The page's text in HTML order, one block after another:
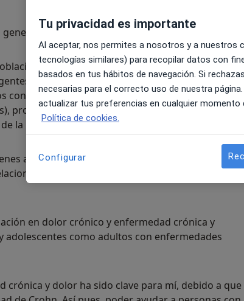
general sanitaria (col. 32505).
infantojuvenil, llevando casos de niños y
especialmente. Así pues, tengo amplia
con trastornos del neurodesarrollo (TEA, TDAH,
problemas de autoestima, depresión, ansiedad,
la ira y de las emociones.
adultos en casos de dificultades de gestión de
depresión, ansiedad, perfeccionismo,
en dolor crónico y enfermedad crónica y
adolescentes como adultos con enfermedades
crónica y dolor ha sido clave para mí, debido a que
Tu privacidad es importante
Al aceptar, nos permites a nosotros y a nuestros
tecnologías similares) para recopilar datos con
basados en tus hábitos de navegación. Si
necesarias para el correcto uso de nuestra
actualizar tus preferencias en cualquier
Política de cookies.
Configurar